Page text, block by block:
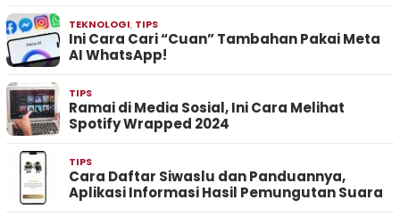
TEKNOLOGI, TIPS
Ini Cara Cari “Cuan” Tambahan Pakai Meta
AI WhatsApp!
TIPS
Ramai di Media Sosial, Ini Cara Melihat
Spotify Wrapped 2024
TIPS
Cara Daftar Siwaslu dan Panduannya,
Aplikasi Informasi Hasil Pemungutan Suara